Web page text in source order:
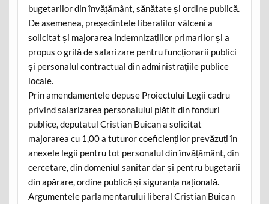
bugetarilor din învățământ, sănătate și ordine publică.
De asemenea, președintele liberalilor vâlceni a
solicitat și majorarea indemnizațiilor primarilor și a
propus o grilă de salarizare pentru funcționarii publici
și personalul contractual din administrațiile publice
locale.
Prin amendamentele depuse Proiectului Legii cadru
privind salarizarea personalului plătit din fonduri
publice, deputatul Cristian Buican a solicitat
majorarea cu 1,00 a tuturor coeficienților prevăzuți în
anexele legii pentru tot personalul din învățământ, din
cercetare, din domeniul sanitar dar și pentru bugetarii
din apărare, ordine publică și siguranța națională.
Argumentele parlamentarului liberal Cristian Buican